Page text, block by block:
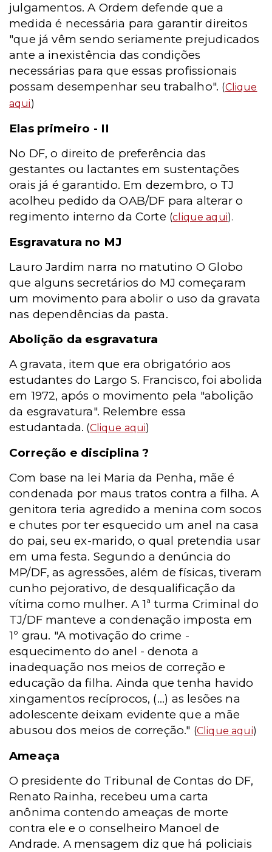
julgamentos. A Ordem defende que a
medida é necessária para garantir direitos
"que já vêm sendo seriamente prejudicados
ante a inexistência das condições
necessárias para que essas profissionais
possam desempenhar seu trabalho". (Clique
aqui)
Elas primeiro - II
No DF, o direito de preferência das
gestantes ou lactantes em sustentações
orais já é garantido. Em dezembro, o TJ
acolheu pedido da OAB/DF para alterar o
regimento interno da Corte (clique aqui).
Esgravatura no MJ
Lauro Jardim narra no matutino O Globo
que alguns secretários do MJ começaram
um movimento para abolir o uso da gravata
nas dependências da pasta.
Abolição da esgravatura
A gravata, item que era obrigatório aos
estudantes do Largo S. Francisco, foi abolida
em 1972, após o movimento pela "abolição
da esgravatura". Relembre essa
estudantada. (Clique aqui)
Correção e disciplina ?
Com base na lei Maria da Penha, mãe é
condenada por maus tratos contra a filha. A
genitora teria agredido a menina com socos
e chutes por ter esquecido um anel na casa
do pai, seu ex-marido, o qual pretendia usar
em uma festa. Segundo a denúncia do
MP/DF, as agressões, além de físicas, tiveram
cunho pejorativo, de desqualificação da
vítima como mulher. A 1ª turma Criminal do
TJ/DF manteve a condenação imposta em
1º grau. "A motivação do crime -
esquecimento do anel - denota a
inadequação nos meios de correção e
educação da filha. Ainda que tenha havido
xingamentos recíprocos, (...) as lesões na
adolescente deixam evidente que a mãe
abusou dos meios de correção." (Clique aqui)
Ameaça
O presidente do Tribunal de Contas do DF,
Renato Rainha, recebeu uma carta
anônima contendo ameaças de morte
contra ele e o conselheiro Manoel de
Andrade. A mensagem diz que há policiais